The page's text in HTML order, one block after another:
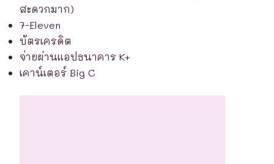
สะดวกมาก)
7-Eleven
บัตรเครดิต
จ่ายผ่านแอปธนาคาร K+
เคาน์เตอร์ Big C